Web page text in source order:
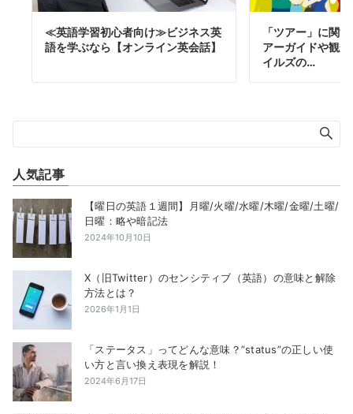
≪英語学習初心者向け≫ビジネス英
語を学ぶなら【オンライン英会話】
「ツアー」に関
アーガイドや観
イルズの…
人気記事
【曜日の英語１週間】月曜/火曜/水曜/木曜/金曜/土曜/
日曜：略や暗記法
2024年10月10日
X（旧Twitter）のセンシティブ（英語）の意味と解除
方法とは？
2026年1月1日
「ステータス」ってどんな意味？”status”の正しい使
い方と言い換え表現を解説！
2024年6月17日